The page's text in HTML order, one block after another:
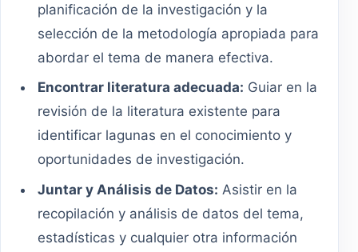
planificación de la investigación y la
selección de la metodología apropiada para
abordar el tema de manera efectiva.
Encontrar literatura adecuada: Guiar en la
revisión de la literatura existente para
identificar lagunas en el conocimiento y
oportunidades de investigación.
Juntar y Análisis de Datos: Asistir en la
recopilación y análisis de datos del tema,
estadísticas y cualquier otra información